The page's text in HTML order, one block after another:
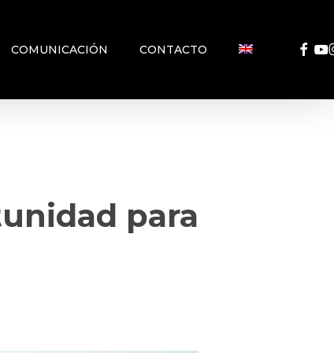
COMUNICACIÓN CONTACTO
para